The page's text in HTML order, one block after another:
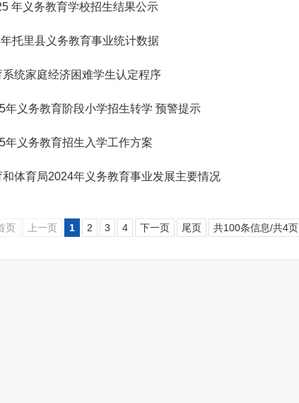
年义务教育学校招生结果公示
托里县义务教育事业统计数据
统家庭经济困难学生认定程序
年义务教育阶段小学招生转学 预警提示
年义务教育招生入学工作方案
体育局2024年义务教育事业发展主要情况
页 上一页 1 2 3 4 下一页 尾页 共100条信息/共4页